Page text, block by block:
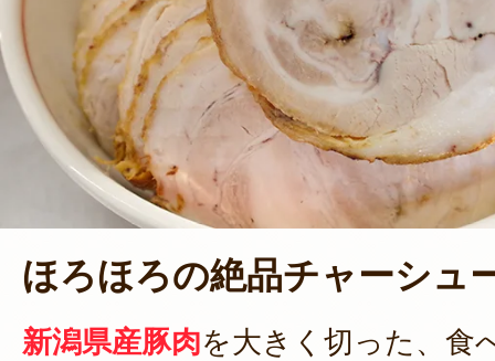
ほろほろの絶品チャーシュ
新潟県産豚肉を大きく切った、食